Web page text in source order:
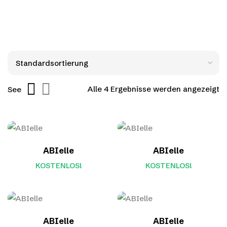
Alle 4 Ergebnisse werden angezeigt
See
ABIelle
KOSTENLOS!
ABIelle
KOSTENLOS!
ABIelle ABIelle